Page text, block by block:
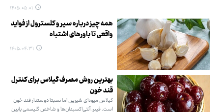
۱۴۰۵.۰۵.۰۱
همه چیز درباره سیر و کلسترول از فواید
واقعی تا باورهای اشتباه
۱۴۰۵.۰۴.۳۱
بهترین روش مصرف گیلاس برای کنترل
قند خون
گیلاس میوه‌ای شیرین اما نسبتا دوستدار قند خون
است. فیبر، آنتی‌اکسیدان‌ها و شاخص گلیسمی پایین